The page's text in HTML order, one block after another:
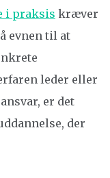
i praksis kræver
evnen til at
leder eller
er det
der